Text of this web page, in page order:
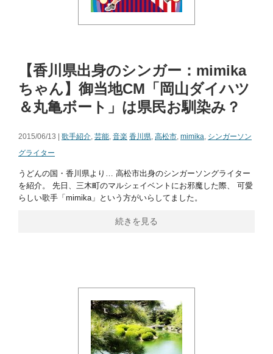
【香川県出身のシンガー：mimika
ちゃん】御当地CM「岡山ダイハツ
＆丸亀ボート」は県民お馴染み？
2015/06/13 | 歌手紹介, 芸能, 音楽 香川県, 高松市, mimika, シンガーソン
グライター
うどんの国・香川県より… 高松市出身のシンガーソングライター
を紹介。 先日、三木町のマルシェイベントにお邪魔した際、 可愛
らしい歌手「mimika」という方がいらしてました。
続きを見る